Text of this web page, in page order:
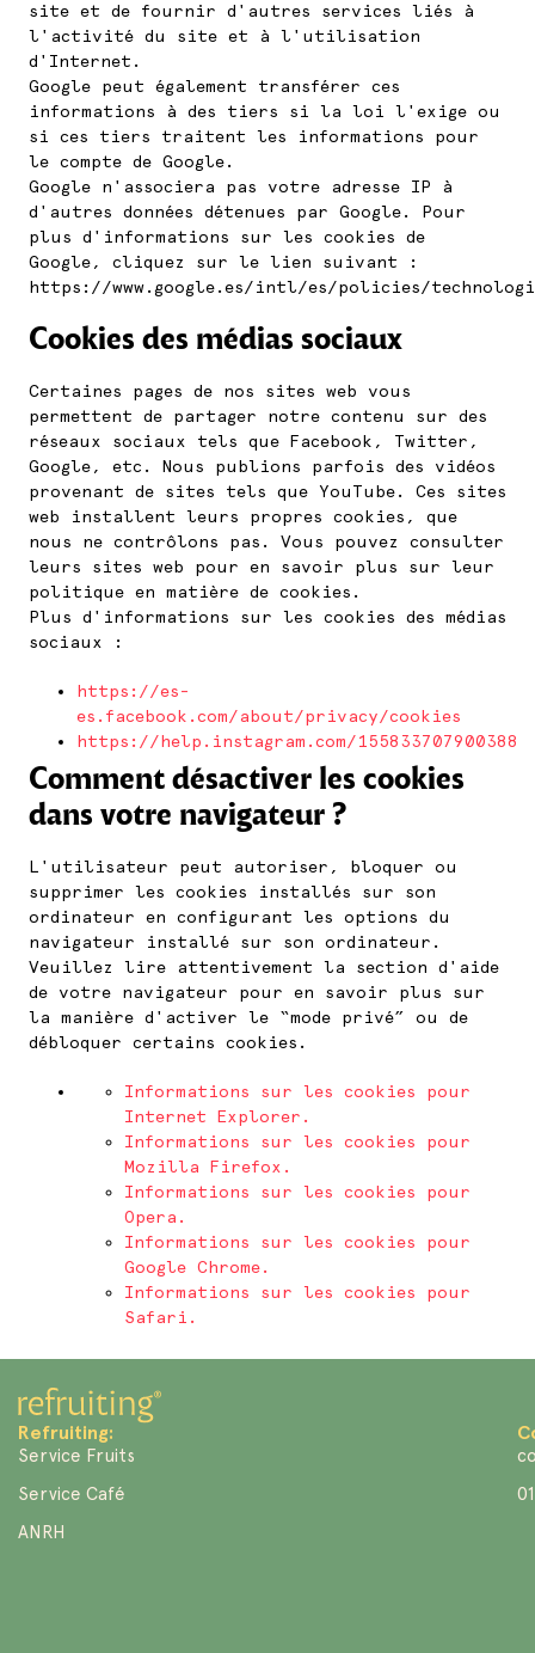
site et de fournir d'autres services liés à
l'activité du site et à l'utilisation
d'Internet.
Google peut également transférer ces
informations à des tiers si la loi l'exige ou
si ces tiers traitent les informations pour
le compte de Google.
Google n'associera pas votre adresse IP à
d'autres données détenues par Google. Pour
plus d'informations sur les cookies de
Google, cliquez sur le lien suivant :
https://www.google.es/intl/es/policies/
Cookies des médias sociaux
Certaines pages de nos sites web vous
permettent de partager notre contenu sur des
réseaux sociaux tels que Facebook, Twitter,
Google, etc. Nous publions parfois des vidéos
provenant de sites tels que YouTube. Ces sites
web installent leurs propres cookies, que
nous ne contrôlons pas. Vous pouvez consulter
leurs sites web pour en savoir plus sur leur
politique en matière de cookies.
Plus d'informations sur les cookies des médias
sociaux :
https://es-
es.facebook.com/about/privacy/cookies
https://help.instagram.com/155833707900388
Comment désactiver les cookies
dans votre navigateur ?
L'utilisateur peut autoriser, bloquer ou
supprimer les cookies installés sur son
ordinateur en configurant les options du
navigateur installé sur son ordinateur.
Veuillez lire attentivement la section d'aide
de votre navigateur pour en savoir plus sur
la manière d'activer le “mode privé” ou de
débloquer certains cookies.
Informations sur les cookies pour
Internet Explorer.
Informations sur les cookies pour
Mozilla Firefox.
Informations sur les cookies pour
Opera.
Informations sur les cookies pour
Google Chrome.
Informations sur les cookies pour
Safari.
Refruiting:
Service Fruits
Service Café
ANRH